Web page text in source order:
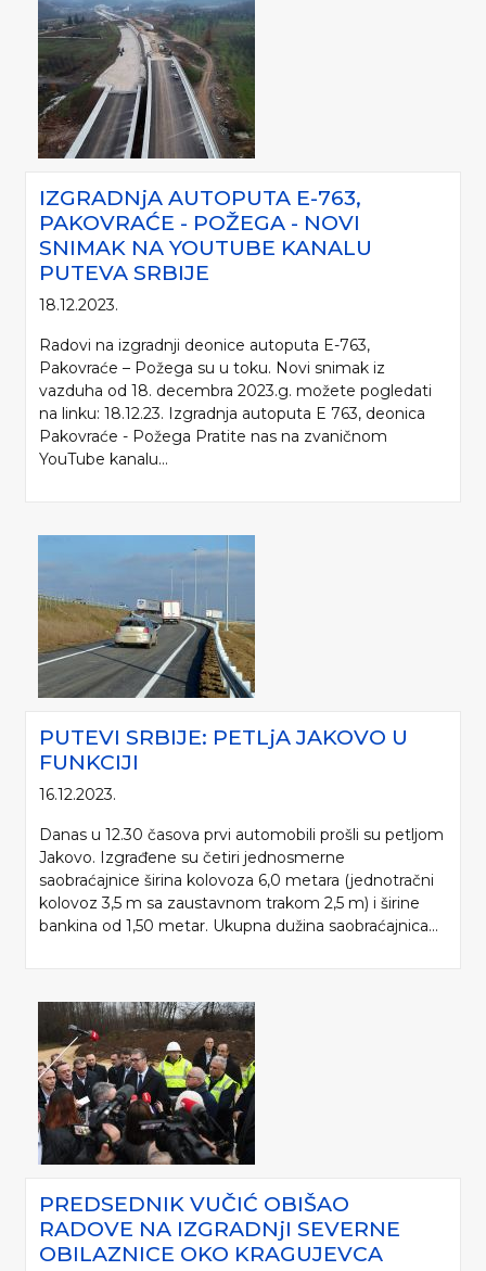
IZGRADNjA AUTOPUTA E-763,
PAKOVRAĆE - POŽEGA - NOVI
SNIMAK NA YOUTUBE KANALU
PUTEVA SRBIJE
18.12.2023.
Radovi na izgradnji deonice autoputa E-763,
Pakovraće – Požega su u toku. Novi snimak iz
vazduha od 18. decembra 2023.g. možete pogledati
na linku: 18.12.23. Izgradnja autoputa E 763, deonica
Pakovraće - Požega Pratite nas na zvaničnom
YouTube kanalu...
PUTEVI SRBIJE: PETLjA JAKOVO U
FUNKCIJI
16.12.2023.
Danas u 12.30 časova prvi automobili prošli su petljom
Jakovo. Izgrađene su četiri jednosmerne
saobraćajnice širina kolovoza 6,0 metara (jednotračni
kolovoz 3,5 m sa zaustavnom trakom 2,5 m) i širine
bankina od 1,50 metar. Ukupna dužina saobraćajnica...
PREDSEDNIK VUČIĆ OBIŠAO
RADOVE NA IZGRADNjI SEVERNE
OBILAZNICE OKO KRAGUJEVCA